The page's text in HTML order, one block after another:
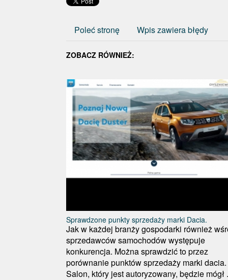
Poleć stronę Wpis zawiera błędy
ZOBACZ RÓWNIEŻ:
Sprawdzone punkty sprzedaży marki Dacia.
Jak w każdej branży gospodarki również
sprzedawców samochodów występuje
konkurencja. Można sprawdzić to przez
porównanie punktów sprzedaży marki dacia.
Salon, który jest autoryzowany, będzie mógł